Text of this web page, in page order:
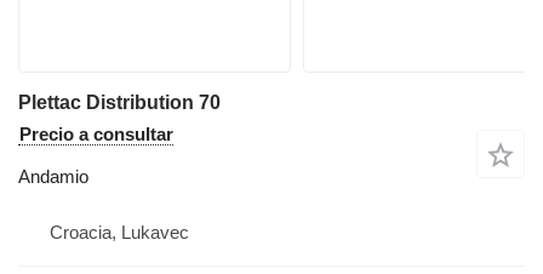
Plettac Distribution 70
Precio a consultar
Andamio
Croacia, Lukavec